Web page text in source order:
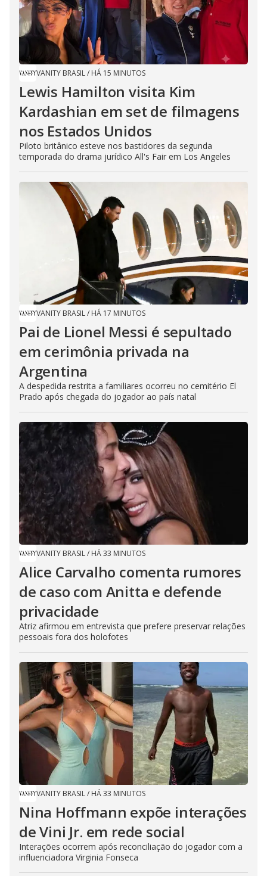
VANITY BRASIL/ HÁ 15 MINUTOS
Lewis Hamilton visita Kim
Kardashian em set de filmagens
nos Estados Unidos
Piloto britânico esteve nos bastidores da segunda
temporada do drama jurídico All's Fair em Los Angeles
VANITY BRASIL/ HÁ 17 MINUTOS
Pai de Lionel Messi é sepultado
em cerimônia privada na
Argentina
A despedida restrita a familiares ocorreu no cemitério El
Prado após chegada do jogador ao país natal
VANITY BRASIL/ HÁ 33 MINUTOS
Alice Carvalho comenta rumores
de caso com Anitta e defende
privacidade
Atriz afirmou em entrevista que prefere preservar relações
pessoais fora dos holofotes
VANITY BRASIL/ HÁ 33 MINUTOS
Nina Hoffmann expõe interações
de Vini Jr. em rede social
Interações ocorrem após reconciliação do jogador com a
influenciadora Virginia Fonseca